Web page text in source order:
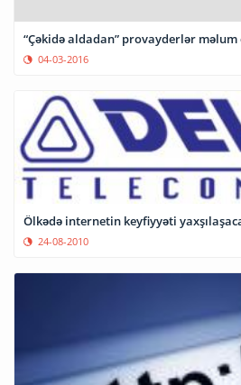
“Çəkidə aldadan” provayderlər
04-03-2016
Ölkədə internetin keyfiyyəti
24-08-2010